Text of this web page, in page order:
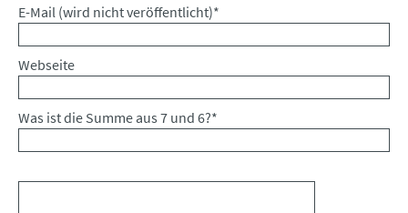
Pflichtfeld
E-Mail (wird nicht veröffentlicht)*
Webseite
Was ist die Summe aus 7 und 6?*